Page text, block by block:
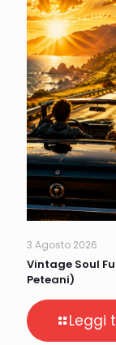
3 Agosto 2026
Vintage Soul
Peteani)
Leggi